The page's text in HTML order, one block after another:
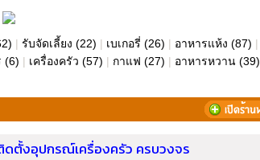
| รับจัดเลี้ยง (22) | เบเกอรี่ (26) | อาหารแห้ง (87) |
(6) | เครื่องครัว (57) | กาแฟ (27) | อาหารหวาน (39)
ตั้งอุปกรณ์เครื่องครัว ครบวงจร